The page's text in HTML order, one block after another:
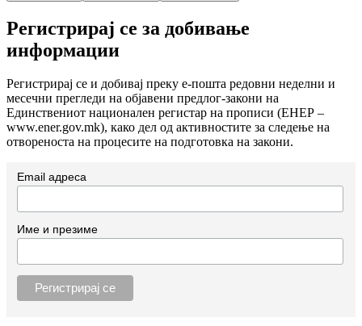
Регистрирај се за добивање
информации
Регистрирај се и добивај преку е-пошта редовни неделни и
месечни прегледи на објавени предлог-закони на
Единствениот национален регистар на прописи (ЕНЕР –
www.ener.gov.mk), како дел од активностите за следење на
отвореноста на процесите на подготовка на закони.
Email адреса
Име и презиме